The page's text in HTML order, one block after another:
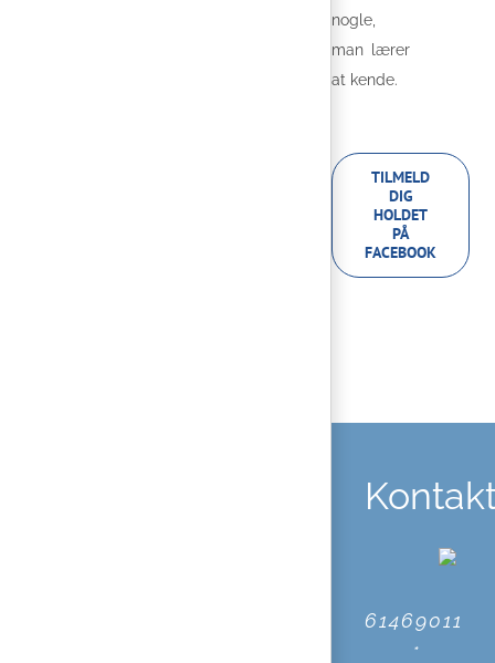
nogle,
man lærer
at kende.
TILMELD
DIG
HOLDET
PÅ
FACEBOOK
61469011
*